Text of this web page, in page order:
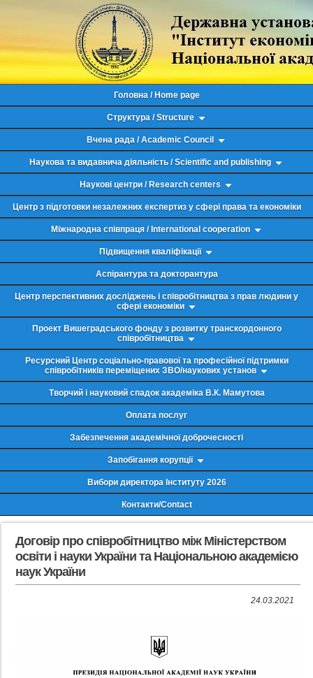
Головна / Home page
Структура / Structure
Вчена рада / Academic Council
Наукова та видавнича діяльність / Scientific and publishing
Наукові центри / Research centers
Центр з підготовки незалежних експертиз у сфері права та економіки
Міжнародна співпраця / International cooperation
Підвищення кваліфікації
Аспірантура та докторантура
Центр перспективних досліджень і співробітництва з прав людини у
сфері економіки
Проект Вишеградського фонду з розвитку транскордонного
співробітництва
Ресурсний Центр соціально-правової та професійної підтримки
співробітників переміщених ЗВО/наукових установ
Творчий і науковий спадок академіка В.К. Мамутова
Оплата послуг
Забезпечення академічної доброчесності
Запобігання корупції
Вибори директора Інституту 2026
Контакти/Contact
Договір про співробітництво між Міністерством
освіти і науки України та Національною академією
наук України
24.03.2021